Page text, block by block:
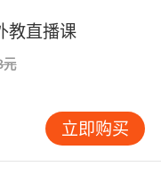
家长，赶紧行动
官网，领取免费
教直播课
元
立即购买